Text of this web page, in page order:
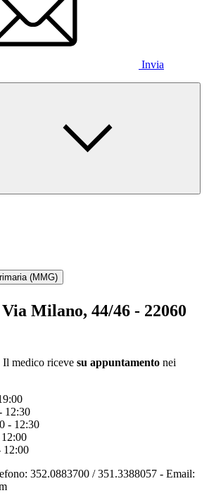
Invia
(MMG)
Via Milano, 44/46 - 22060
Il medico riceve su appuntamento nei
12:30
- 12:30
12:00
352.0883700 / 351.3388057 - Email: